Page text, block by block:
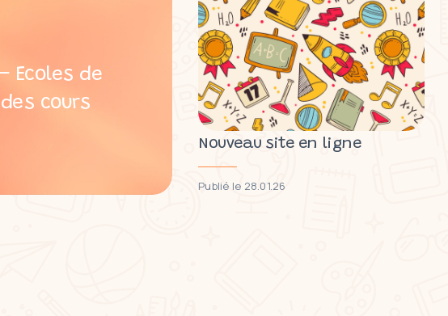
Ecoles de
cours
Nouveau site en ligne
Publié le 28.01.26